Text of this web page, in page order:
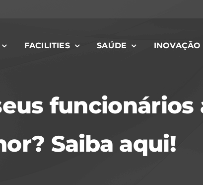
FACILITIES SAÚDE INOVAÇÃO
funcionários
Saiba aqui!